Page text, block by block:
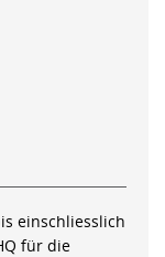
einschliesslich
für die